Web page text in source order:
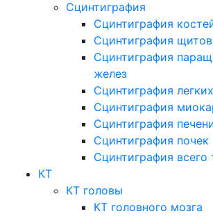
Сцинтиграфия
Сцинтиграфия
Сцинтиграфия
Сцинтиграфия
желез
Сцинтиграфия легких
Сцинтиграфия
Сцинтиграфия
Сцинтиграфия почек
Сцинтиграфия всего
КТ
КТ головы
КТ головного мозга